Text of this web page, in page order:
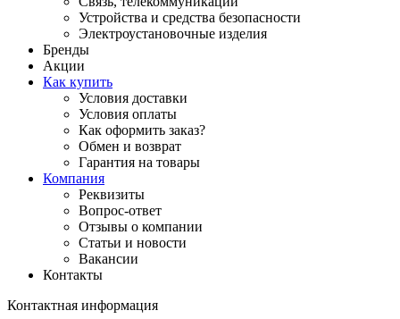
Устройства и средства безопасности
Электроустановочные изделия
Бренды
Акции
Как купить
Условия доставки
Условия оплаты
Как оформить заказ?
Обмен и возврат
Гарантия на товары
Компания
Реквизиты
Вопрос-ответ
Отзывы о компании
Статьи и новости
Вакансии
Контакты
Контактная информация